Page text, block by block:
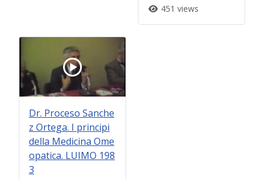
451 views
Dr. Proceso Sanche
z Ortega. I principi
della Medicina Ome
opatica. LUIMO 198
3